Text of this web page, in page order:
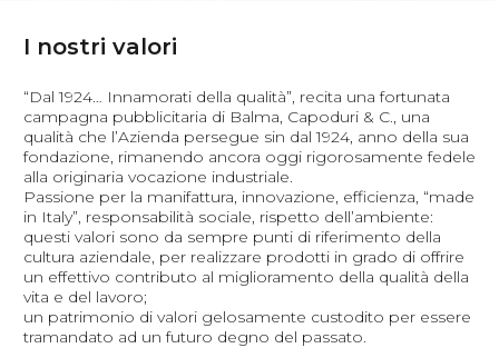
I nostri valori
“Dal 1924… Innamorati della qualità”, recita una fortunata
campagna pubblicitaria di Balma, Capoduri & C., una
qualità che l’Azienda persegue sin dal 1924, anno della sua
fondazione, rimanendo ancora oggi rigorosamente fedele
alla originaria vocazione industriale.
Passione per la manifattura, innovazione, efficienza, “made
in Italy”, responsabilità sociale, rispetto dell’ambiente:
questi valori sono da sempre punti di riferimento della
cultura aziendale, per realizzare prodotti in grado di offrire
un effettivo contributo al miglioramento della qualità della
vita e del lavoro;
un patrimonio di valori gelosamente custodito per essere
tramandato ad un futuro degno del passato.